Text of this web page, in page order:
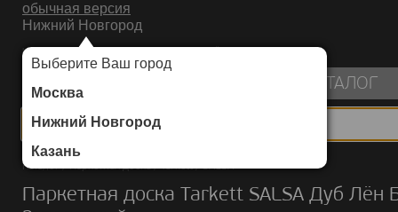
обычная версия
Нижний Новгород
Выберите Ваш город
Москва
Нижний Новгород
Казань
ИНТЕРНЕТ-МАГАЗИН НАПОЛЬНЫХ ПОКРЫТИЙ
КАТАЛОГ
Каталог/Паркетная доска/Tarkett/SALSA
Паркетная доска Tarkett SALSA Дуб Лён